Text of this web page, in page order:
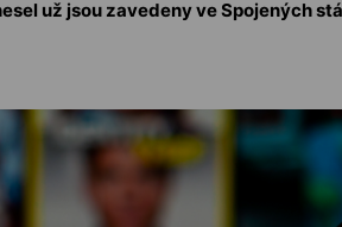
už jsou zavedeny ve Spojených